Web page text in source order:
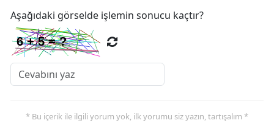
Aşağıdaki görselde işlemin sonucu kaçtır?
* Bu içerik ile ilgili yorum yok, ilk yorumu siz yazın, tartışalım *